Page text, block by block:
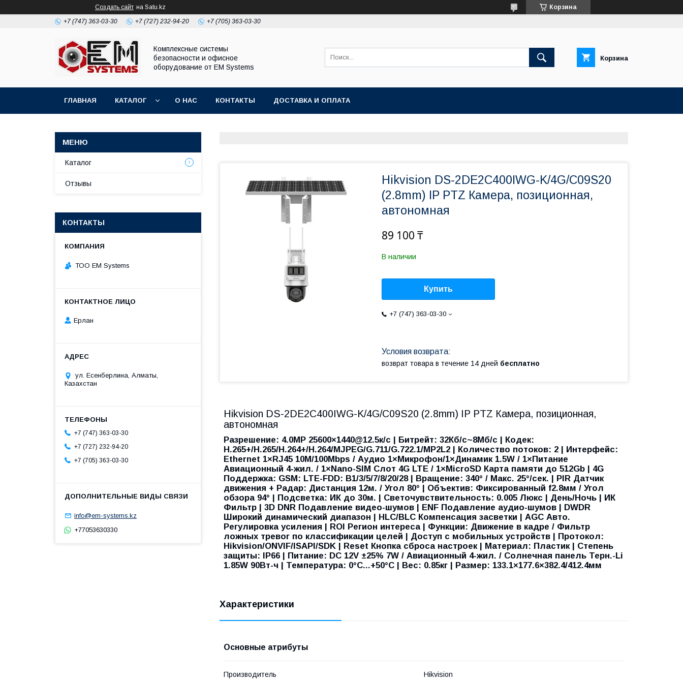
Создать сайт на Satu.kz Корзина
+7 (747) 363-03-30 +7 (727) 232-94-20 +7 (705) 363-03-30
Комплексные системы
безопасности и офисное
оборудование от EM Systems
Корзина
ГЛАВНАЯ КАТАЛОГ О НАС КОНТАКТЫ ДОСТАВКА И ОПЛАТА
Hikvision DS-2DE2C400IWG-K/4G/C09S20
(2.8mm) IP PTZ Камера, позиционная,
автономная
89 100 ₸
В наличии
Купить
+7 (747) 363-03-30
возврат товара в течение 14 дней бесплатно
Hikvision DS-2DE2C400IWG-K/4G/C09S20 (2.8mm) IP PTZ Камера, позиционная,
автономная
Разрешение: 4.0МР 25600×1440@12.5к/c | Битрейт: 32Кб/с~8Мб/с | Кодек:
H.265+/H.265/H.264+/H.264/MJPEG/G.711/G.722.1/MP2L2 | Количество потоков: 2 | Интерфейс:
Ethernet 1×RJ45 10M/100Mbps / Аудио 1×Микрофон/1×Динамик 1.5W / 1×Питание
Авиационный 4-жил. / 1×Nano-SIM Слот 4G LTE / 1×MicroSD Карта памяти до 512Gb | 4G
Поддержка: GSM: LTE-FDD: B1/3/5/7/8/20/28 | Вращение: 340° / Макс. 25°/сек. | PIR Датчик
движения + Радар: Дистанция 12м. / Угол 80° | Объектив: Фиксированный f2.8мм / Угол
обзора 94° | Подсветка: ИК до 30м. | Светочувствительность: 0.005 Люкс | День/Ночь | ИК
Фильтр | 3D DNR Подавление видео-шумов | ENF Подавление аудио-шумов | DWDR
Широкий динамический диапазон | HLC/BLC Компенсация засветки | AGC Авто.
Регулировка усиления | ROI Регион интереса | Функции: Движение в кадре / Фильтр
ложных тревог по классификации целей | Доступ с мобильных устройств | Протокол:
Hikvision/ONVIF/ISAPI/SDK | Reset Кнопка сброса настроек | Материал: Пластик | Степень
защиты: IP66 | Питание: DC 12V ±25% 7W / Авиационный 4-жил. / Солнечная панель Терн.-Li
1.85W 90Вт-ч | Температура: 0°C...+50°C | Вес: 0.85кг | Размер: 133.1×177.6×382.4/412.4мм
Характеристики
Основные атрибуты
Производитель Hikvision
Каталог
Отзывы
КОНТАКТЫ
ТОО EM Systems
Ерлан
ул. Есенберлина, Алматы,
Казахстан
+7 (747) 363-03-30
+7 (727) 232-94-20
+7 (705) 363-03-30
info@em-systems.kz
+77053630330